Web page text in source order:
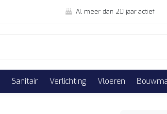
Al meer dan 20 jaar actief
Sanitair Verlichting Vloeren